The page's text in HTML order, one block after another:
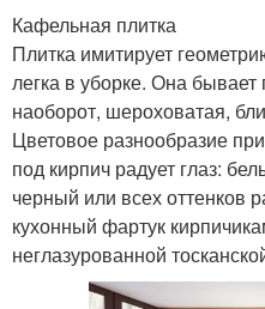
Кафельная плитка
Плитка имитирует
легка в уборке. Она бывает
наоборот, шероховатая,
Цветовое разнообразие
под кирпич радует глаз:
черный или всех оттенков
кухонный фартук
неглазурованной